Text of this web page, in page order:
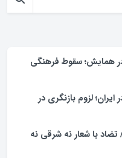
زنگ خطری برای ارزش ها
همایش؛ سقوط فرهنگی
لزوم بازنگری در